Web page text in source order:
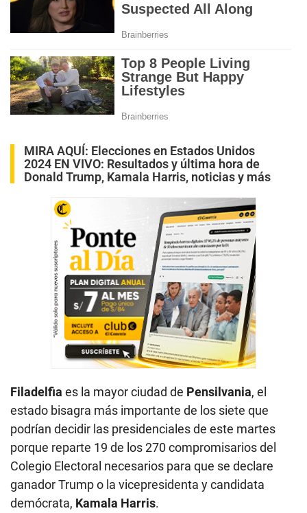
MIRA AQUÍ: Elecciones en Estados Unidos
2024 EN VIVO: Resultados y última hora de
Donald Trump, Kamala Harris, noticias y más
Filadelfia es la mayor ciudad de Pensilvania, el
estado bisagra más importante de los siete que
podrían decidir las presidenciales de este martes
porque reparte 19 de los 270 compromisarios del
Colegio Electoral necesarios para que se declare
ganador Trump o la vicepresidenta y candidata
demócrata, Kamala Harris.